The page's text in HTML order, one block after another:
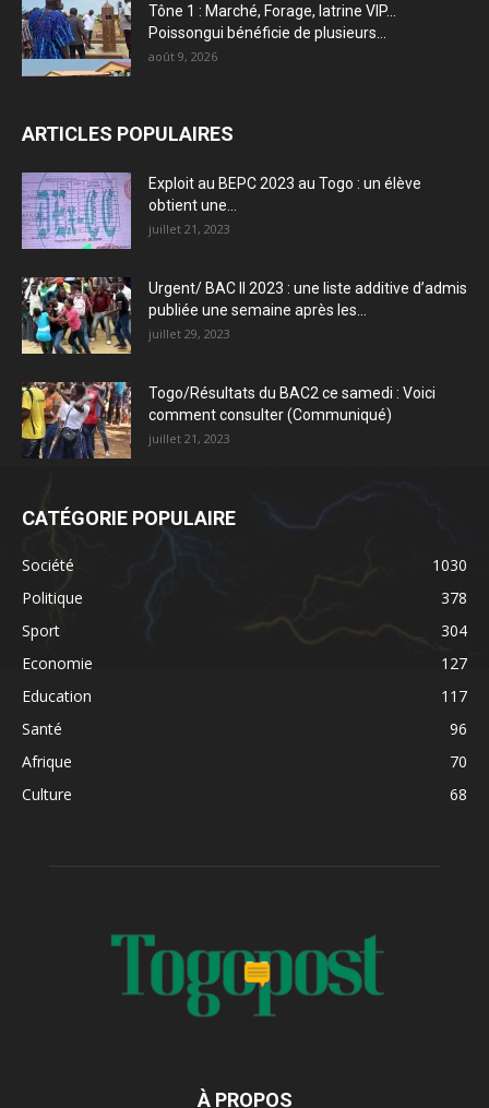
Tône 1 : Marché, Forage, latrine VIP…
Poissongui bénéficie de plusieurs...
août 9, 2026
ARTICLES POPULAIRES
Exploit au BEPC 2023 au Togo : un élève
obtient une...
juillet 21, 2023
Urgent/ BAC II 2023 : une liste additive d’admis
publiée une semaine après les...
juillet 29, 2023
Togo/Résultats du BAC2 ce samedi : Voici
comment consulter (Communiqué)
juillet 21, 2023
CATÉGORIE POPULAIRE
Société
1030
Politique
378
Sport
304
Economie
127
Education
117
Santé
96
Afrique
70
Culture
68
À PROPOS